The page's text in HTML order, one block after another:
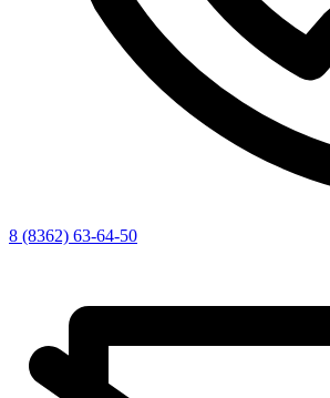
8 (8362) 63-64-50